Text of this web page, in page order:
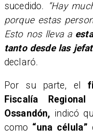
sucedido.
“Hay
porque estas
Esto nos lleva a
tanto desde las
declaró.
Por su parte, el
Fiscalía
Ossandón, indicó
como “una célula”